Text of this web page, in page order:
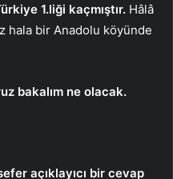
1.liği kaçmıştır. Hâlâ
hala bir Anadolu köyünde
bakalım ne olacak.
açıklayıcı bir cevap